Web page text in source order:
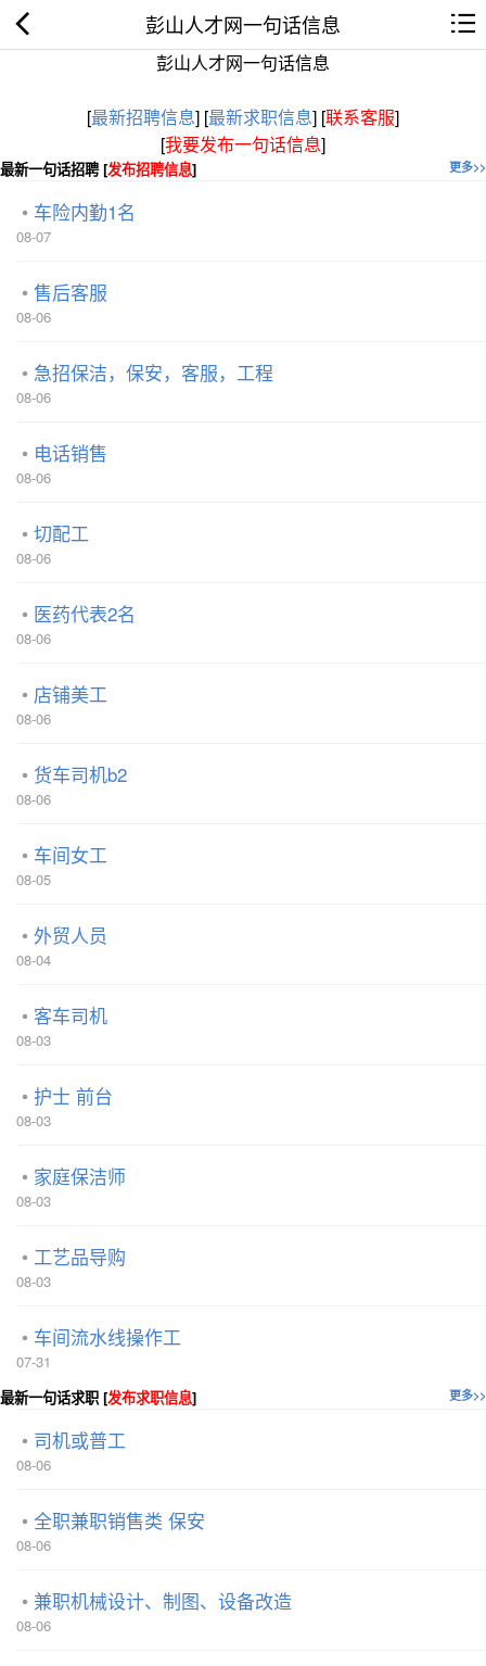
彭山人才网一句话信息
彭山人才网一句话信息
[最新招聘信息] [最新求职信息] [联系客服]
[我要发布一句话信息]
更多>>
最新一句话招聘 [发布招聘信息]
车险内勤1名
08-07
售后客服
08-06
急招保洁，保安，客服，工程
08-06
电话销售
08-06
切配工
08-06
医药代表2名
08-06
店铺美工
08-06
货车司机b2
08-06
车间女工
08-05
外贸人员
08-04
客车司机
08-03
护士 前台
08-03
家庭保洁师
08-03
工艺品导购
08-03
车间流水线操作工
07-31
更多>>
最新一句话求职 [发布求职信息]
司机或普工
08-06
全职兼职销售类 保安
08-06
兼职机械设计、制图、设备改造
08-06